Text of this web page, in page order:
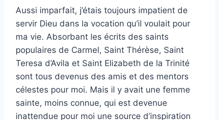
Aussi imparfait, j’étais toujours impatient de
servir Dieu dans la vocation qu’il voulait pour
ma vie. Absorbant les écrits des saints
populaires de Carmel, Saint Thérèse, Saint
Teresa d’Avila et Saint Elizabeth de la Trinité
sont tous devenus des amis et des mentors
célestes pour moi. Mais il y avait une femme
sainte, moins connue, qui est devenue
inattendue pour moi une source d’inspiration